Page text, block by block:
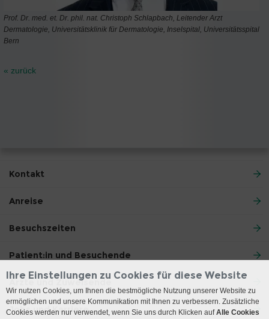
Prof. Dr. med. et. Dr. phil. nat. Christoph Schlapbach, Leitender Arzt
Dermatologie, Universitätsklinik für Dermatologie, Inselspital, Universitätsspital
Bern
« zurück
Kontakt
Anreise
Besuchszeiten
Patient:in und Besuchende
Ärzte und Zuweisende
Jobs und Karriere
Ihre Einstellungen zu Cookies für diese Website
Wir nutzen Cookies, um Ihnen die bestmögliche Nutzung unserer Website zu
ermöglichen und unsere Kommunikation mit Ihnen zu verbessern. Zusätzliche
Cookies werden nur verwendet, wenn Sie uns durch Klicken aufAlle Cookies